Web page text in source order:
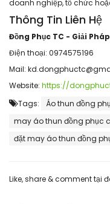
doanh nghiệp, tổ chức
Thông Tin Liên Hệ
Đồng Phục TC - Giải
Điện thoại: 0974575196
Mail:
Website: https://
Tags:
Áo thun đồng
may áo thun đồng phục
đặt may áo thun đồng
Like, share & comment tại